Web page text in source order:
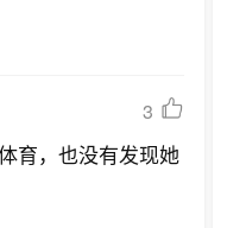
3
育，也没有发现她